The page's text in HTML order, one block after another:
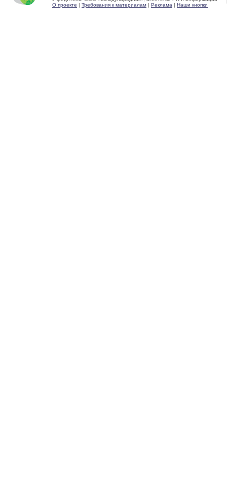
О проекте | Требования к материалам | Реклама | Наши кнопки